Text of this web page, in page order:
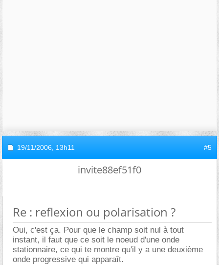
19/11/2006, 13h11 #5
invite88ef51f0
Re : reflexion ou polarisation ?
Oui, c'est ça. Pour que le champ soit nul à tout
instant, il faut que ce soit le noeud d'une onde
stationnaire, ce qui te montre qu'il y a une deuxième
onde progressive qui apparaît.